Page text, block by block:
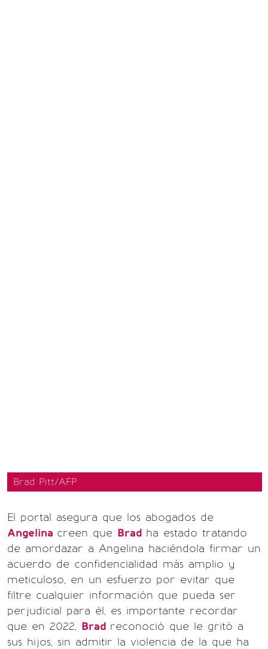
Brad Pitt/AFP
El portal asegura que los abogados de
Angelina creen que Brad ha estado tratando
de amordazar a Angelina haciéndola firmar un
acuerdo de confidencialidad más amplio y
meticuloso, en un esfuerzo por evitar que
filtre cualquier información que pueda ser
perjudicial para él, es importante recordar
que en 2022, Brad reconoció que le gritó a
sus hijos, sin admitir la violencia de la que ha